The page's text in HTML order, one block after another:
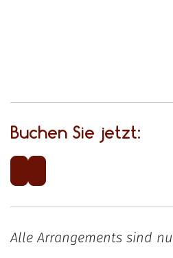
Buchen Sie jetzt:
Alle Arrangements sind